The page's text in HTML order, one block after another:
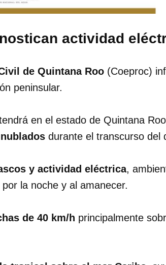
actividad
de Quintana Roo (Coeproc)
peninsular.
en el estado de Quintana
durante el transcurso del
y actividad eléctrica,
la noche y al amanecer.
de 40 km/h principalmente